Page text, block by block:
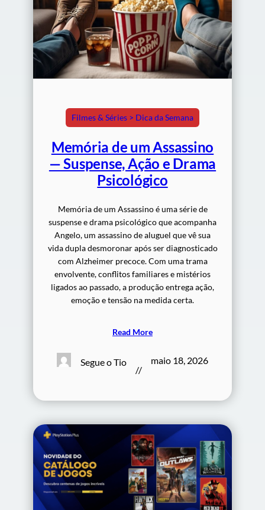
Filmes & Séries > Dica da Semana
Memória de um Assassino
— Suspense, Ação e Drama
Psicológico
Memória de um Assassino é uma série de
suspense e drama psicológico que acompanha
Angelo, um assassino de aluguel que vê sua
vida dupla desmoronar após ser diagnosticado
com Alzheimer precoce. Com uma trama
envolvente, conflitos familiares e mistérios
ligados ao passado, a produção entrega ação,
emoção e tensão na medida certa.
Read More
Segue o Tio
//
maio 18, 2026